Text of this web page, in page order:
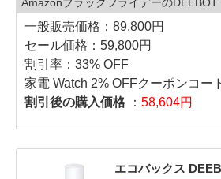
一般販売価格：89,800円
セール価格：59,800円
割引率：33% OFF
家電 Watch 2% OFFクーポンコー
割引後の購入価格
： 58,604円
エコバックス